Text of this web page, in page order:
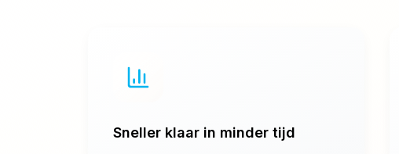
Sneller klaar in minder tijd